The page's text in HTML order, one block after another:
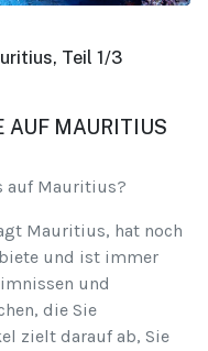
Teil 1/3
AUF MAURITIUS
auf Mauritius?
Mauritius, hat noch
und ist immer
und
die Sie
zielt darauf ab, Sie